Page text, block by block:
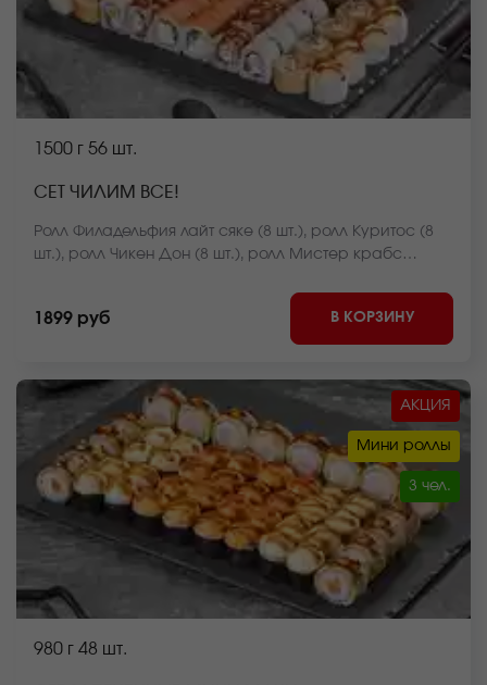
1500 г 56 шт.
СЕТ ЧИЛИМ ВСЕ!
Ролл Филадельфия лайт сяке (8 шт.), ролл Куритос (8
шт.), ролл Чикен Дон (8 шт.), ролл Мистер крабс
Сяке лайт темпура (8 шт.), ролл Бекон лайт темпура (8
шт.) *Внешний вид блюда может отличаться от фото на
1899 руб В КОРЗИНУ
АКЦИЯ
Мини роллы
3 чел.
980 г 48 шт.